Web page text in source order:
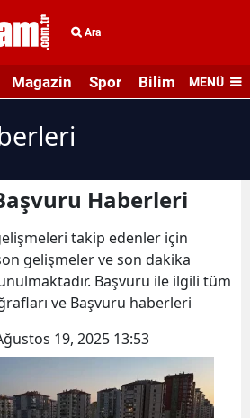
Ara
Magazin Spor Bilim veMENÜ
Haberleri
takip edenler için
gelişmeler ve son dakika
Başvuru ile ilgili tüm
ve Başvuru haberleri
19, 2025 13:53